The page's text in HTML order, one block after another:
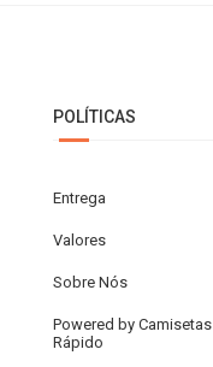
POLÍTICAS
Entrega
Valores
Sobre Nós
Powered by Camisetas
Rápido